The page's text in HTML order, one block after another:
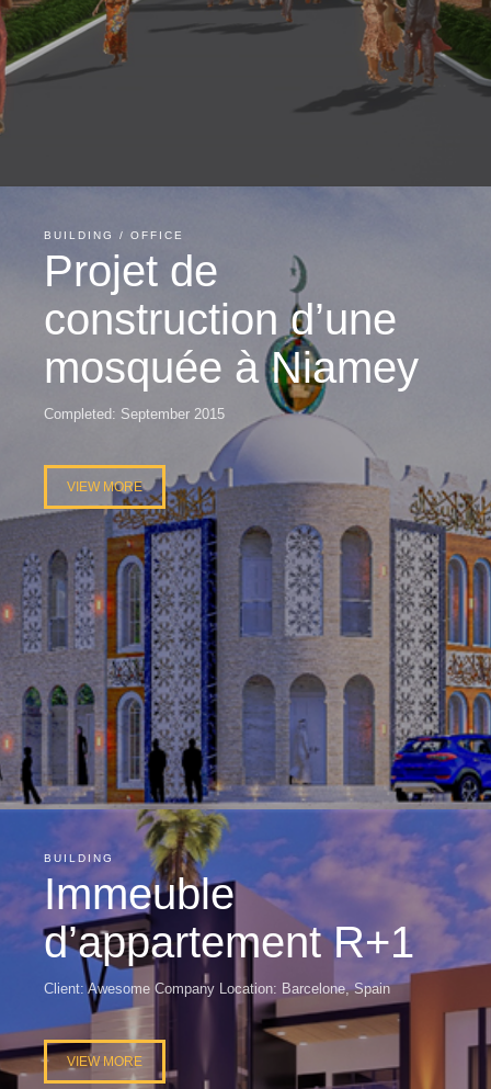
BUILDING / OFFICE
Projet de
construction d’une
mosquée à Niamey
Completed: September 2015
VIEW MORE
BUILDING
Immeuble
d’appartement R+1
Client: Awesome Company Location: Barcelone, Spain
VIEW MORE